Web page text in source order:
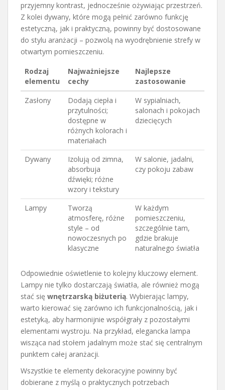
przyjemny kontrast, jednocześnie ożywiając przestrzeń.
Z kolei dywany, które mogą pełnić zarówno funkcję
estetyczną, jak i praktyczną, powinny być dostosowane
do stylu aranżacji – pozwolą na wyodrębnienie strefy w
otwartym pomieszczeniu.
Rodzaj
elementu
Najważniejsze
cechy
Najlepsze
zastosowanie
Zasłony
Dodają ciepła i
przytulności;
dostępne w
różnych kolorach i
materiałach
W sypialniach,
salonach i pokojach
dziecięcych
Dywany
Izolują od zimna,
absorbuja
dźwięki; różne
wzory i tekstury
W salonie, jadalni,
czy pokoju zabaw
Lampy
Tworzą
atmosferę, różne
style – od
nowoczesnych po
klasyczne
W każdym
pomieszczeniu,
szczególnie tam,
gdzie brakuje
naturalnego światła
Odpowiednie oświetlenie to kolejny kluczowy element.
Lampy nie tylko dostarczają światła, ale również mogą
stać się wnętrzarską biżuterią. Wybierając lampy,
warto kierować się zarówno ich funkcjonalnością, jak i
estetyką, aby harmonijnie współgrały z pozostałymi
elementami wystroju. Na przykład, elegancka lampa
wisząca nad stołem jadalnym może stać się centralnym
punktem całej aranżacji.
Wszystkie te elementy dekoracyjne powinny być
dobierane z myślą o praktycznych potrzebach